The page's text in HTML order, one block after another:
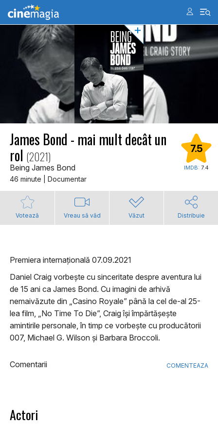
James Bond - mai mult decât un
rol (2021)
Being James Bond
46 minute | Documentar
7.5
IMDB: 7.4
Votează Vreau să văd Văzut Distribuie
Premiera internațională 07.09.2021
Daniel Craig vorbește cu sinceritate despre aventura lui
de 15 ani ca James Bond. Cu imagini de arhivă
nemaivăzute din „Casino Royale” până la cel de-al 25-
lea film, „No Time To Die”, Craig își împărtășește
amintirile personale, în timp ce vorbește cu producătorii
007, Michael G. Wilson și Barbara Broccoli.
Comentarii COMENTEAZA
Actori